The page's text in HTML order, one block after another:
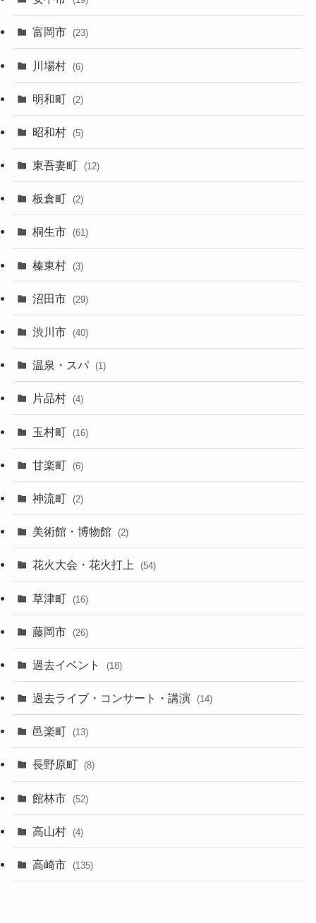
富岡市 (23)
川場村 (6)
明和町 (2)
昭和村 (5)
東吾妻町 (12)
板倉町 (2)
桐生市 (61)
榛東村 (3)
沼田市 (29)
渋川市 (40)
温泉・スパ (1)
片品村 (4)
玉村町 (16)
甘楽町 (6)
神流町 (2)
美術館・博物館 (2)
花火大会・花火打上 (54)
草津町 (16)
藤岡市 (26)
過去イベント (18)
過去ライブ・コンサート・講演 (14)
邑楽町 (13)
長野原町 (8)
館林市 (52)
高山村 (4)
高崎市 (135)